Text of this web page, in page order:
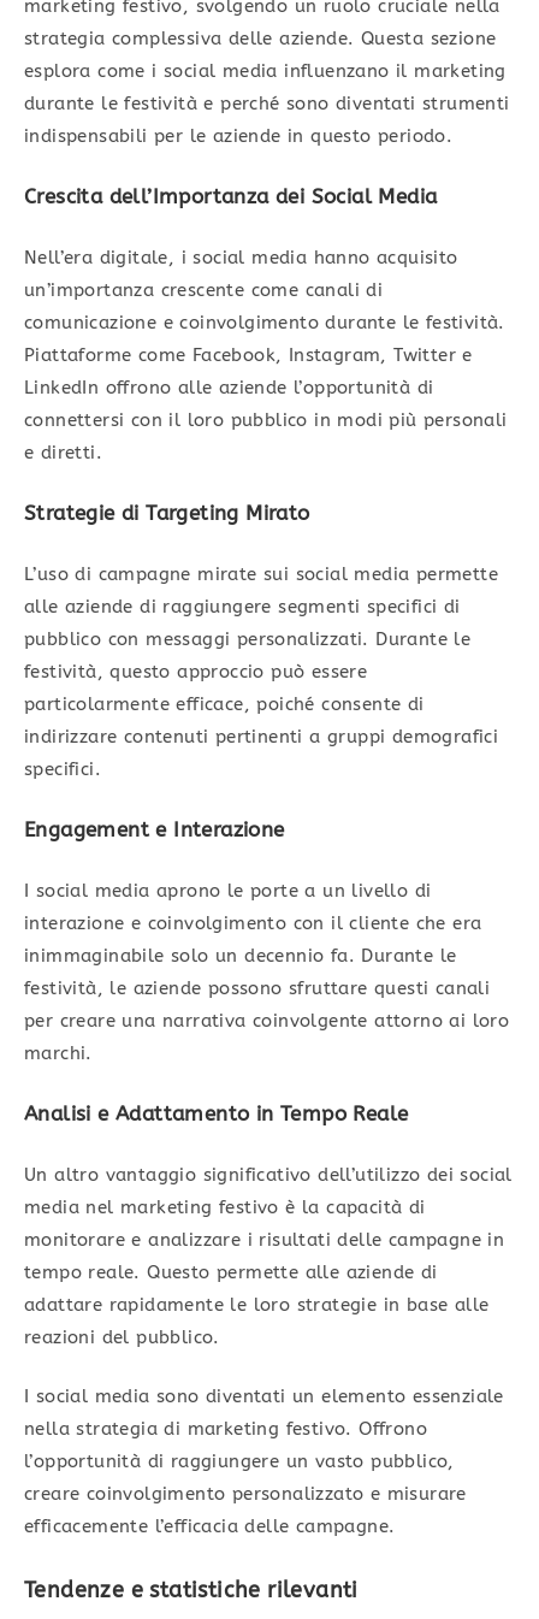
marketing festivo, svolgendo un ruolo cruciale nella
strategia complessiva delle aziende. Questa sezione
esplora come i social media influenzano il marketing
durante le festività e perché sono diventati strumenti
indispensabili per le aziende in questo periodo.
Crescita dell’Importanza dei Social Media
Nell’era digitale, i social media hanno acquisito
un’importanza crescente come canali di
comunicazione e coinvolgimento durante le festività.
Piattaforme come Facebook, Instagram, Twitter e
LinkedIn offrono alle aziende l’opportunità di
connettersi con il loro pubblico in modi più personali
e diretti.
Strategie di Targeting Mirato
L’uso di campagne mirate sui social media permette
alle aziende di raggiungere segmenti specifici di
pubblico con messaggi personalizzati. Durante le
festività, questo approccio può essere
particolarmente efficace, poiché consente di
indirizzare contenuti pertinenti a gruppi demografici
specifici.
Engagement e Interazione
I social media aprono le porte a un livello di
interazione e coinvolgimento con il cliente che era
inimmaginabile solo un decennio fa. Durante le
festività, le aziende possono sfruttare questi canali
per creare una narrativa coinvolgente attorno ai loro
marchi.
Analisi e Adattamento in Tempo Reale
Un altro vantaggio significativo dell’utilizzo dei social
media nel marketing festivo è la capacità di
monitorare e analizzare i risultati delle campagne in
tempo reale. Questo permette alle aziende di
adattare rapidamente le loro strategie in base alle
reazioni del pubblico.
I social media sono diventati un elemento essenziale
nella strategia di marketing festivo. Offrono
l’opportunità di raggiungere un vasto pubblico,
creare coinvolgimento personalizzato e misurare
efficacemente l’efficacia delle campagne.
Tendenze e statistiche rilevanti